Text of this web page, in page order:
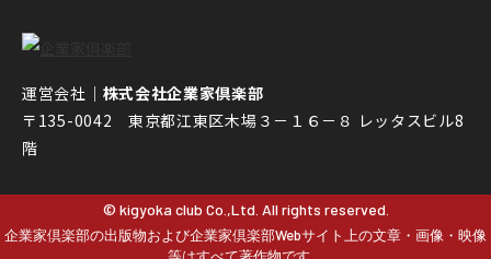
運営会社｜ 株式会社企業家倶楽部
〒135-0042 東京都江東区木場３－１６－８ レッタスビル8
階
© kigyoka club Co.,Ltd. All rights reserved.
企業家倶楽部の出版物および企業家倶楽部Webサイト上の文章・画像・映像